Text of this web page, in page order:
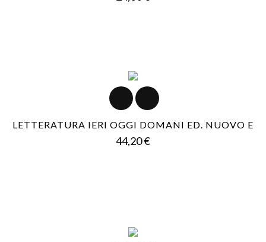
LETTERATURA IERI OGGI DOMANI ED. NUOVO E
44,20 €Prezzo